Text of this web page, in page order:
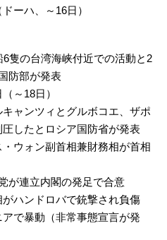
ーハ、～16日）
6隻の台湾海峡付近での活動と2
防部が発表
～18日）
ャンツィとグルボコエ、ザポ
したとロシア国防省が発表
ウォン副首相兼財務相が首相
が連立内閣の発足で合意
ハンドロバで銃撃され負傷
で暴動（非常事態宣言が発